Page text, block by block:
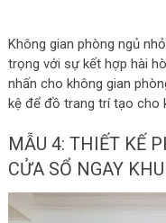
Không gian phòng ngủ
trọng với sự kết hợp hài
nhấn cho không gian
kệ để đồ trang trí tạo cho
MẪU 4: THIẾT KẾ
CỬA SỔ NGAY